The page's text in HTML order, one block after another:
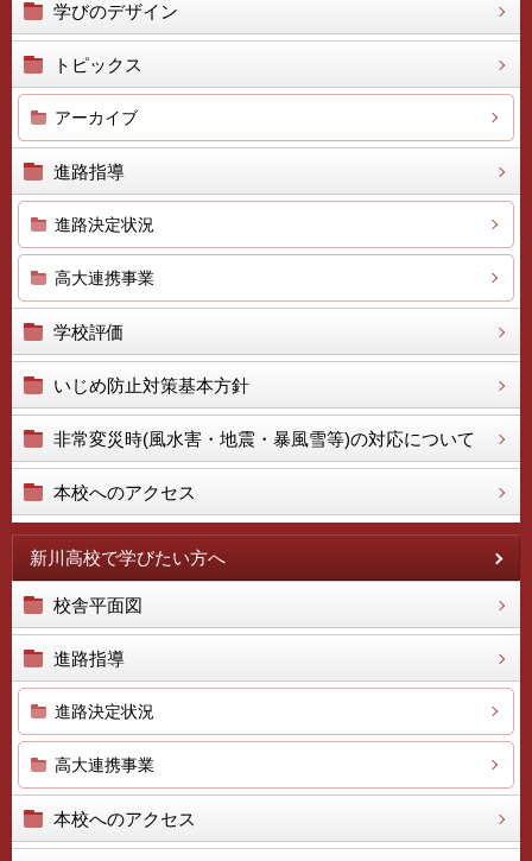
学びのデザイン
トピックス
アーカイブ
進路指導
進路決定状況
高大連携事業
学校評価
いじめ防止対策基本方針
非常変災時(風水害・地震・暴風雪等)の対応について
本校へのアクセス
新川高校で学びたい方へ
校舎平面図
進路指導
進路決定状況
高大連携事業
本校へのアクセス